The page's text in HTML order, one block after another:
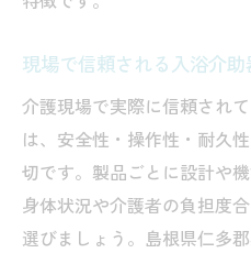
現場で信頼される入浴介
介護現場で実際に信頼され
は、安全性・操作性・耐久
切です。製品ごとに設計や
身体状況や介護者の負担度
選びましょう。島根県仁多